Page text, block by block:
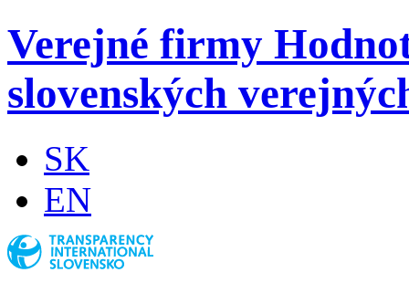
Verejné firmy
slovenských
SK
EN